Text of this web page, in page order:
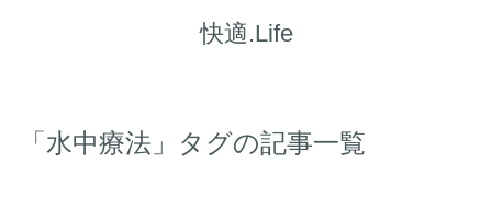
快適.Life
「水中療法」タグの記事一覧